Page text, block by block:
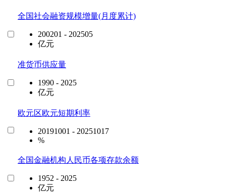
全国社会融资规模增量(月度累计)
200201 - 202505
亿元
准货币供应量
1990 - 2025
亿元
欧元区欧元短期利率
20191001 - 20251017
%
全国金融机构人民币各项存款余额
1952 - 2025
亿元